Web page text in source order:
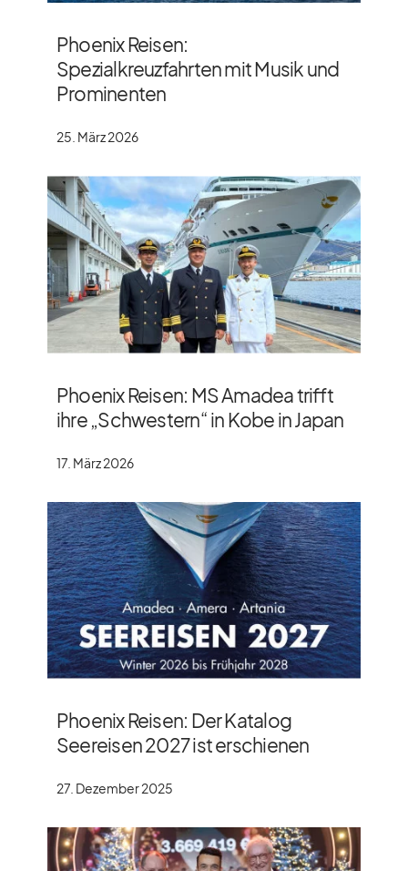
Phoenix Reisen:
Spezialkreuzfahrten mit Musik und
Prominenten
25. März 2026
Phoenix Reisen: MS Amadea trifft
ihre „Schwestern“ in Kobe in Japan
17. März 2026
Phoenix Reisen: Der Katalog
Seereisen 2027 ist erschienen
27. Dezember 2025